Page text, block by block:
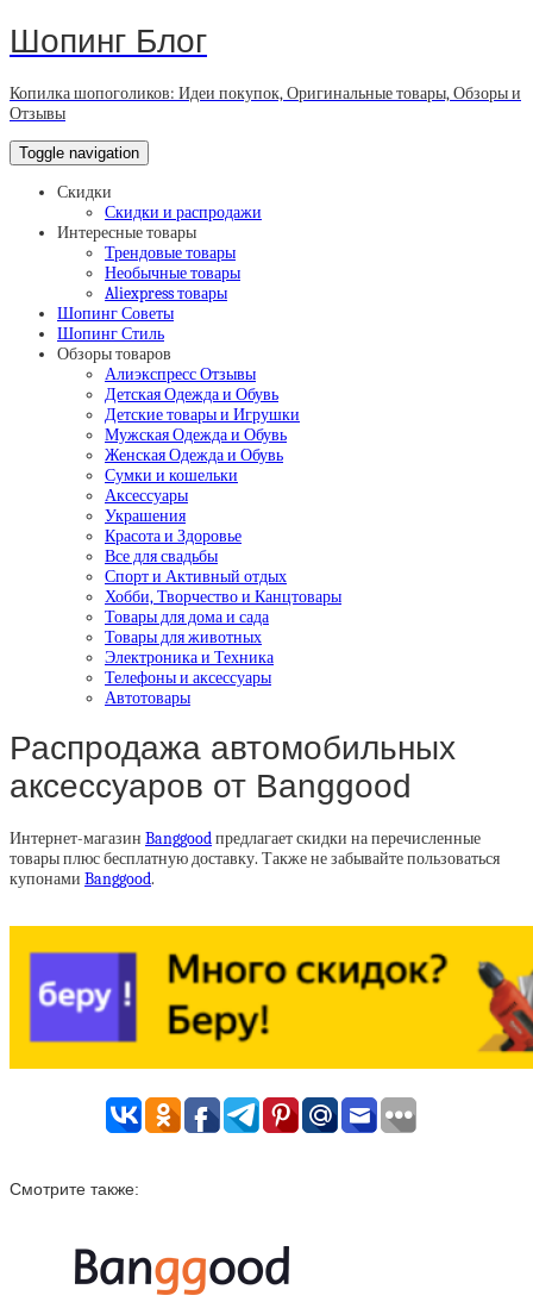
Шопинг Блог
Копилка шопоголиков: Идеи покупок, Оригинальные товары, Обзоры и
Отзывы
Toggle navigation
Скидки
Скидки и распродажи
Интересные товары
Трендовые товары
Необычные товары
Aliexpress товары
Шопинг Советы
Шопинг Стиль
Обзоры товаров
Алиэкспресс Отзывы
Детская Одежда и Обувь
Детские товары и Игрушки
Мужская Одежда и Обувь
Женская Одежда и Обувь
Сумки и кошельки
Аксессуары
Украшения
Красота и Здоровье
Все для свадьбы
Спорт и Активный отдых
Хобби, Творчество и Канцтовары
Товары для дома и сада
Товары для животных
Электроника и Техника
Телефоны и аксессуары
Автотовары
Распродажа автомобильных
аксессуаров от Banggood
Интернет-магазин Banggoodпредлагает скидки на перечисленные
товары плюс бесплатную доставку. Также не забывайте пользоваться
купонами Banggood.
Смотрите также: